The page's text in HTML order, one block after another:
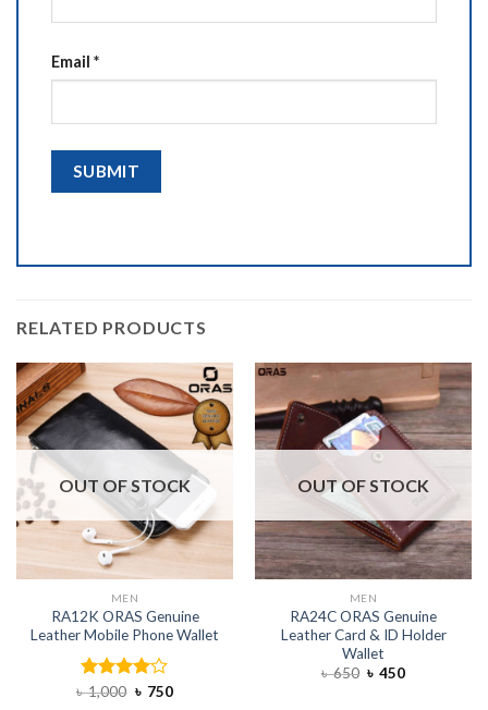
Email *
RELATED PRODUCTS
OUT OF STOCK
MEN
RA12K ORAS Genuine
Leather Mobile Phone Wallet
Rated
৳1,000 ৳ 750
OUT OF STOCK
MEN
RA24C ORAS Genuine
Leather Card & ID Holder
Wallet
৳650 ৳ 450